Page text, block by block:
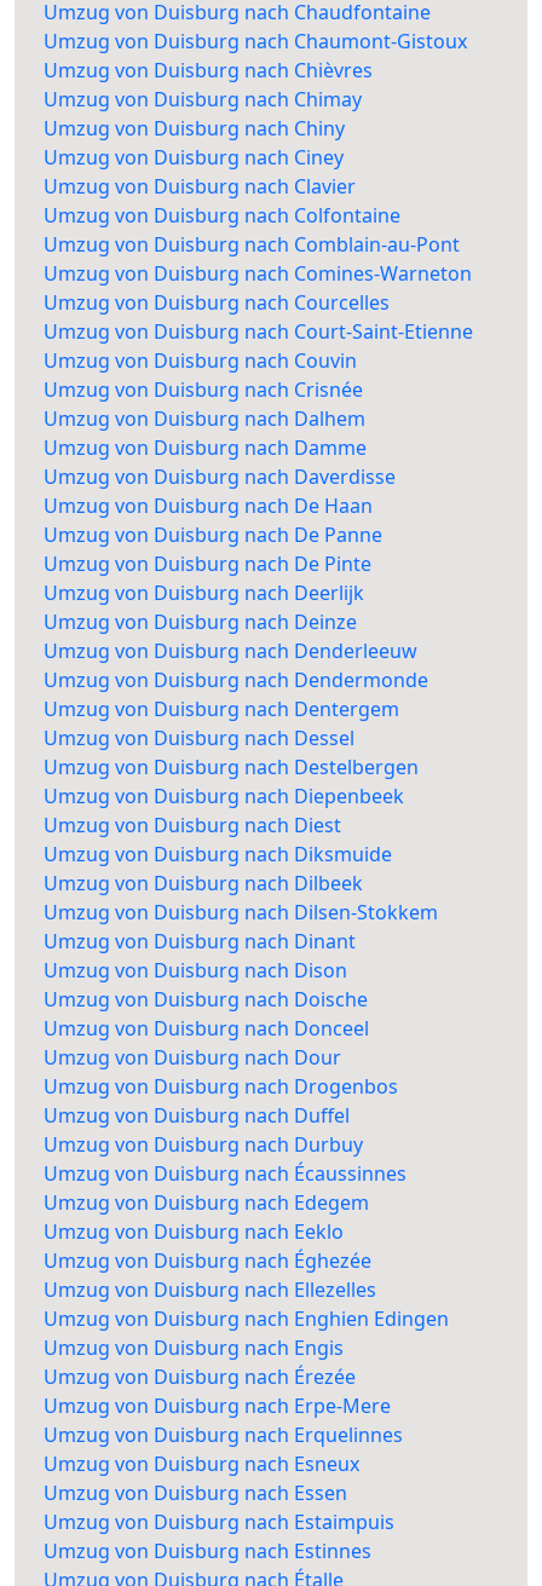
Umzug von Duisburg nach Chaudfontaine
Umzug von Duisburg nach Chaumont-Gistoux
Umzug von Duisburg nach Chièvres
Umzug von Duisburg nach Chimay
Umzug von Duisburg nach Chiny
Umzug von Duisburg nach Ciney
Umzug von Duisburg nach Clavier
Umzug von Duisburg nach Colfontaine
Umzug von Duisburg nach Comblain-au-Pont
Umzug von Duisburg nach Comines-Warneton
Umzug von Duisburg nach Courcelles
Umzug von Duisburg nach Court-Saint-Etienne
Umzug von Duisburg nach Couvin
Umzug von Duisburg nach Crisnée
Umzug von Duisburg nach Dalhem
Umzug von Duisburg nach Damme
Umzug von Duisburg nach Daverdisse
Umzug von Duisburg nach De Haan
Umzug von Duisburg nach De Panne
Umzug von Duisburg nach De Pinte
Umzug von Duisburg nach Deerlijk
Umzug von Duisburg nach Deinze
Umzug von Duisburg nach Denderleeuw
Umzug von Duisburg nach Dendermonde
Umzug von Duisburg nach Dentergem
Umzug von Duisburg nach Dessel
Umzug von Duisburg nach Destelbergen
Umzug von Duisburg nach Diepenbeek
Umzug von Duisburg nach Diest
Umzug von Duisburg nach Diksmuide
Umzug von Duisburg nach Dilbeek
Umzug von Duisburg nach Dilsen-Stokkem
Umzug von Duisburg nach Dinant
Umzug von Duisburg nach Dison
Umzug von Duisburg nach Doische
Umzug von Duisburg nach Donceel
Umzug von Duisburg nach Dour
Umzug von Duisburg nach Drogenbos
Umzug von Duisburg nach Duffel
Umzug von Duisburg nach Durbuy
Umzug von Duisburg nach Écaussinnes
Umzug von Duisburg nach Edegem
Umzug von Duisburg nach Eeklo
Umzug von Duisburg nach Éghezée
Umzug von Duisburg nach Ellezelles
Umzug von Duisburg nach Enghien Edingen
Umzug von Duisburg nach Engis
Umzug von Duisburg nach Érezée
Umzug von Duisburg nach Erpe-Mere
Umzug von Duisburg nach Erquelinnes
Umzug von Duisburg nach Esneux
Umzug von Duisburg nach Essen
Umzug von Duisburg nach Estaimpuis
Umzug von Duisburg nach Estinnes
Umzug von Duisburg nach Étalle